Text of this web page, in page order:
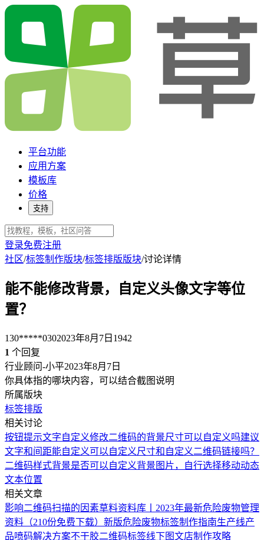
平台功能
应用方案
模板库
价格
支持
登录免费注册
社区/标签制作版块/标签排版版块/讨论详情
能不能修改背景，自定义头像文字等位
置？
130*****0302023年8月7日 1942
1 个回复
行业顾问-小平2023年8月7日
你具体指的哪块内容，可以结合截图说明
所属版块
标签排版
相关讨论
按钮提示文字自定义修改二维码的背景尺寸可以自定义吗建议
文字和间距能自定义可以自定义尺寸和自定义二维码链接吗？
二维码样式背景是否可以自定义背景图片，自行选择移动动态
文本位置
相关文章
影响二维码扫描的因素草料资料库丨2023年最新危险废物管理
资料（210份免费下载） 新版危险废物标签制作指南生产线产
品喷码解决方案不干胶二维码标签线下图文店制作攻略